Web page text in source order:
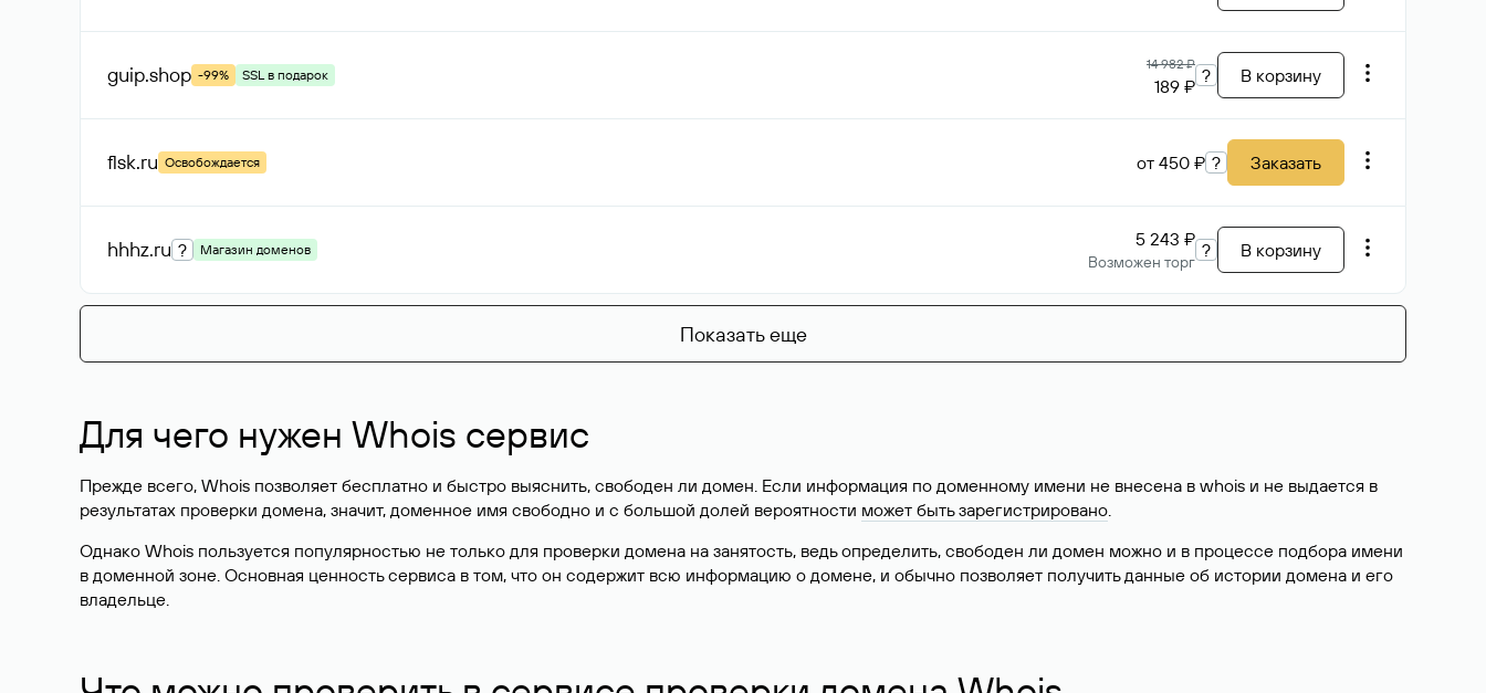
guip.shop -99% SSL в подарок
14 982 ₽
189 ₽ ? В корзину
flsk.ru Освобождается от 450 ₽ ? Заказать
hhhz.ru ? Магазин доменов 5 243 ₽
Возможен торг
? В корзину
Показать еще
Для чего нужен Whois сервис
Прежде всего, Whois позволяет бесплатно и быстро выяснить, свободен ли домен. Если информация по доменному имени не внесена в whois и не выдается в
результатах проверки домена, значит, доменное имя свободно и с большой долей вероятности может быть зарегистрировано.
Однако Whois пользуется популярностью не только для проверки домена на занятость, ведь определить, свободен ли домен можно и в процессе подбора имени
в доменной зоне. Основная ценность сервиса в том, что он содержит всю информацию о домене, и обычно позволяет получить данные об истории домена и его
владельце.